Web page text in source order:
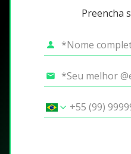
Preencha